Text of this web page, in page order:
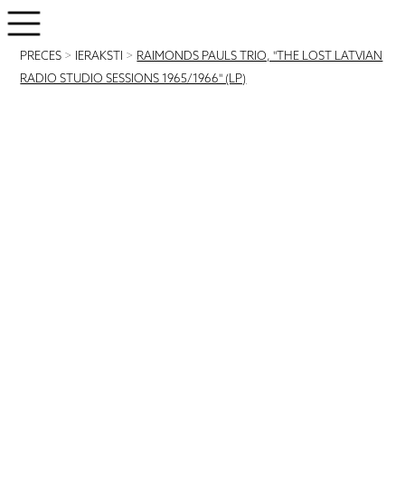
PRECES > IERAKSTI > RAIMONDS PAULS TRIO, "THE LOST LATVIAN
RADIO STUDIO SESSIONS 1965/1966" (LP)